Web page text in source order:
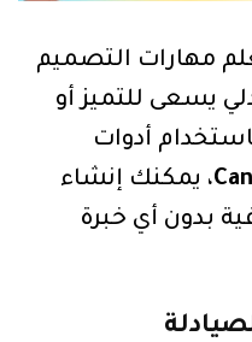
مهارات التصميم
يسعى للتميز أو
أدوات
، يمكنك إنشاء
بدون أي خبرة